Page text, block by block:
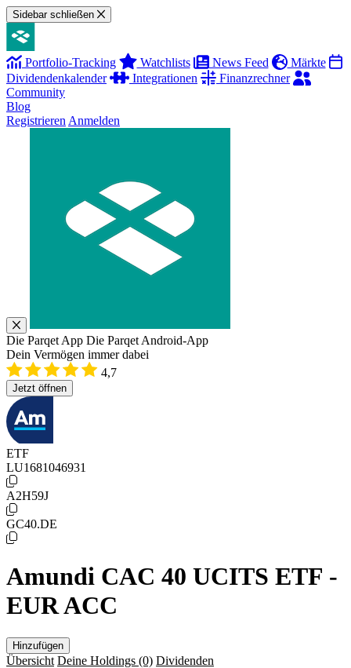
Sidebar schließen
Portfolio-Tracking Watchlists News Feed
Märkte
Dividendenkalender
Integrationen
Finanzrechner
Community
Blog
Registrieren Anmelden
Die Parqet App Die Parqet Android-App
Dein Vermögen immer dabei
4,7
Jetzt öffnen
ETF
LU1681046931
A2H59J
GC40.DE
Amundi CAC 40 UCITS ETF -
EUR ACC
Hinzufügen
Übersicht Deine Holdings (0) Dividenden